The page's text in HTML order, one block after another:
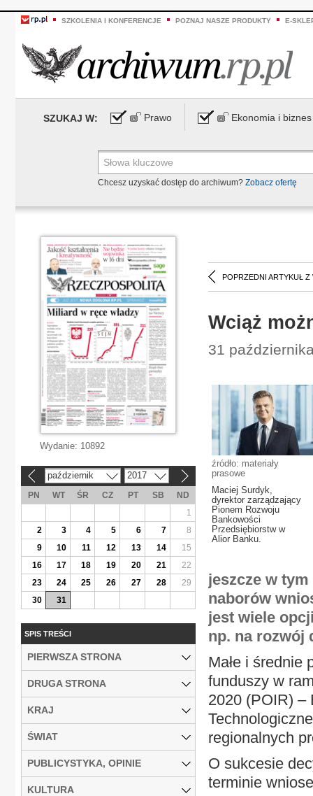
SZKOLENIA I KONFERENCJE POZNAJ NASZE PRODUKTY E-
SZUKAJ W: Prawo Ekonomia i biznes
Chcesz uzyskać dostęp do archiwum? Zobacz ofertę
POPRZEDNI ARTYKUŁ Z
Wciąż
31
źródło: materiały
prasowe
Maciej Surdyk,
dyrektor zarządzający
Pionem Rozwoju
Bankowości
Przedsiębiorstw w
Alior Banku.
jeszcze w
naborów
jest wiele
np. na rozwój
Małe i średnie
funduszy w
2020 (POIR) –
regionalnych
O sukcesie
terminie
Wydanie: 10892
październik 2017
PN WT ŚR CZ PT SB
ND
1
2
3 4 5 6 7
8
9
10 11 12 13 14
15
16
17 18 19 20 21
22
23
24 25 26 27 28
29
30
31
SPIS TREŚCI
PIERWSZA STRONA
DRUGA STRONA
KRAJ
ŚWIAT
PUBLICYSTYKA, OPINIE
KULTURA